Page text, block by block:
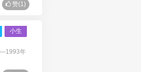
赞(1)
小生
—1993年